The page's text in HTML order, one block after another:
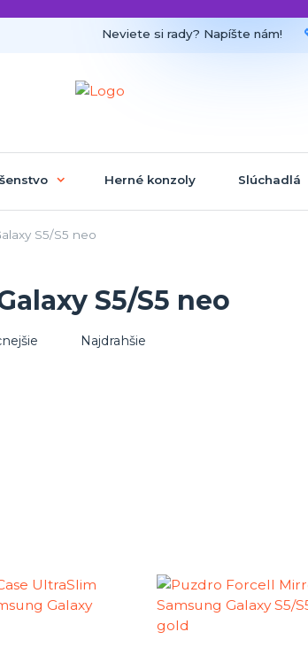
Neviete si rady? Napíšte nám!
Herné konzoly Slúchadlá
S5/S5 neo
S5/S5 neo
Najdrahšie